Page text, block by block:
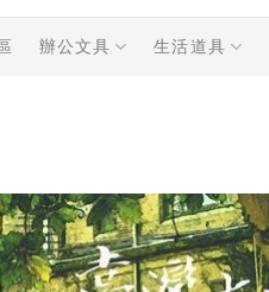
辦公文具 生活道具